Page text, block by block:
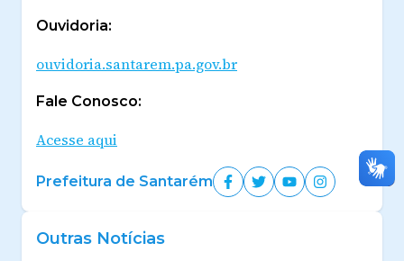
Ouvidoria:
ouvidoria.santarem.pa.gov.br
Fale Conosco:
Acesse aqui
Prefeitura de Santarém
Outras Notícias